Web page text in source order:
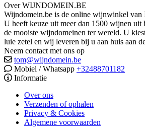
Over WIJNDOMEIN.BE
Wijndomein.be is de online wijnwinkel van
U heeft keuze uit meer dan 1500 wijnen uit
de mooiste wijndomeinen ter wereld. U
luie zetel en wij leveren bij u aan huis aan
Neem contact met ons op
tom@wijndomein.be
Mobiel / Whatsapp +32488701182
Informatie
Over ons
Verzenden of ophalen
Privacy & Cookies
Algemene voorwaarden